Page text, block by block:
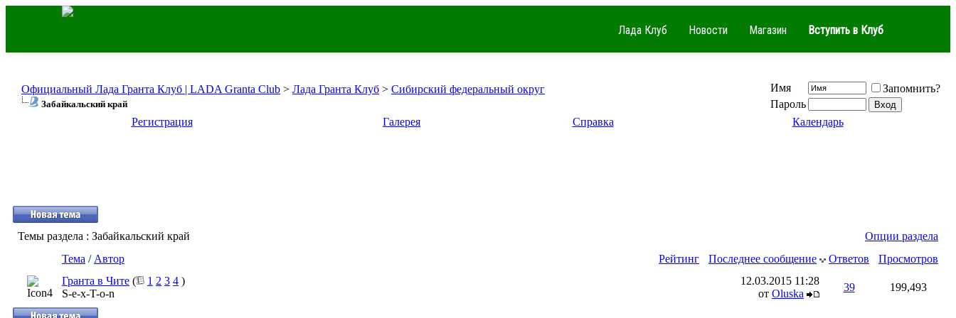
Лада Клуб Новости Магазин Вступить в Клуб
Официальный Лада Гранта Клуб | LADA Granta Club > Лада Гранта Клуб > Сибирский федеральный округ
Забайкальский край
Имя
Запомнить?
Пароль
Регистрация
Галерея Справка Календарь
Темы раздела : Забайкальский край
Опции раздела
Рейтинг
Тема / Автор Последнее сообщение Ответов
Просмотров
Гранта в Чите ( 1 2 3 4 )
S-e-x-T-o-n
12.03.2015 11:28
от Oluska
39 199,493